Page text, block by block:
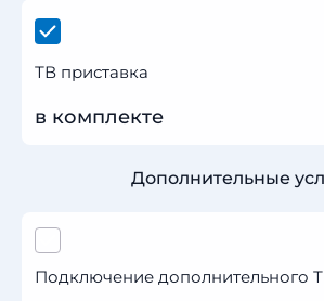
ТВ приставка
в комплекте
Дополнительные
Подключение дополнительного